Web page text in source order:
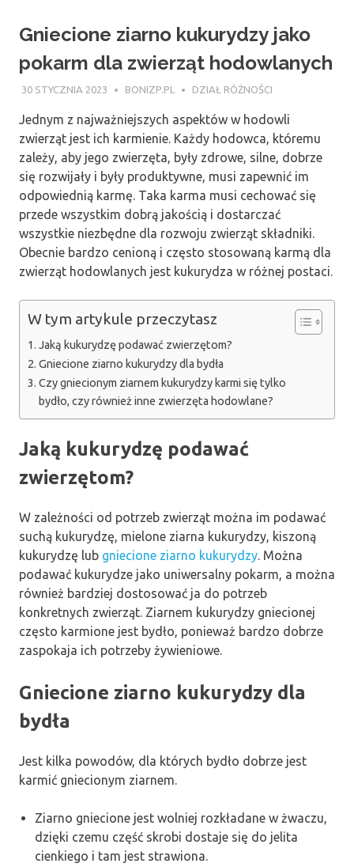
Gniecione ziarno kukurydzy jako
pokarm dla zwierząt hodowlanych
30 STYCZNIA 2023 BONIZP.PL DZIAŁ RÓŻNOŚCI
Jednym z najważniejszych aspektów w hodowli
zwierząt jest ich karmienie. Każdy hodowca, któremu
zależy, aby jego zwierzęta, były zdrowe, silne, dobrze
się rozwijały i były produktywne, musi zapewnić im
odpowiednią karmę. Taka karma musi cechować się
przede wszystkim dobrą jakością i dostarczać
wszystkie niezbędne dla rozwoju zwierząt składniki.
Obecnie bardzo cenioną i często stosowaną karmą dla
zwierząt hodowlanych jest kukurydza w różnej postaci.
W tym artykule przeczytasz
Jaką kukurydzę podawać zwierzętom?
Gniecione ziarno kukurydzy dla bydła
Czy gniecionym ziarnem kukurydzy karmi się tylko
bydło, czy również inne zwierzęta hodowlane?
Jaką kukurydzę podawać
zwierzętom?
W zależności od potrzeb zwierząt można im podawać
suchą kukurydzę, mielone ziarna kukurydzy, kiszoną
kukurydzę lub gniecione ziarno kukurydzy. Można
podawać kukurydze jako uniwersalny pokarm, a można
również bardziej dostosować ja do potrzeb
konkretnych zwierząt. Ziarnem kukurydzy gniecionej
często karmione jest bydło, ponieważ bardzo dobrze
zaspokaja ich potrzeby żywieniowe.
Gniecione ziarno kukurydzy dla
bydła
Jest kilka powodów, dla których bydło dobrze jest
karmić gniecionym ziarnem.
Ziarno gniecione jest wolniej rozkładane w żwaczu,
dzięki czemu część skrobi dostaje się do jelita
cienkiego i tam jest strawiona.